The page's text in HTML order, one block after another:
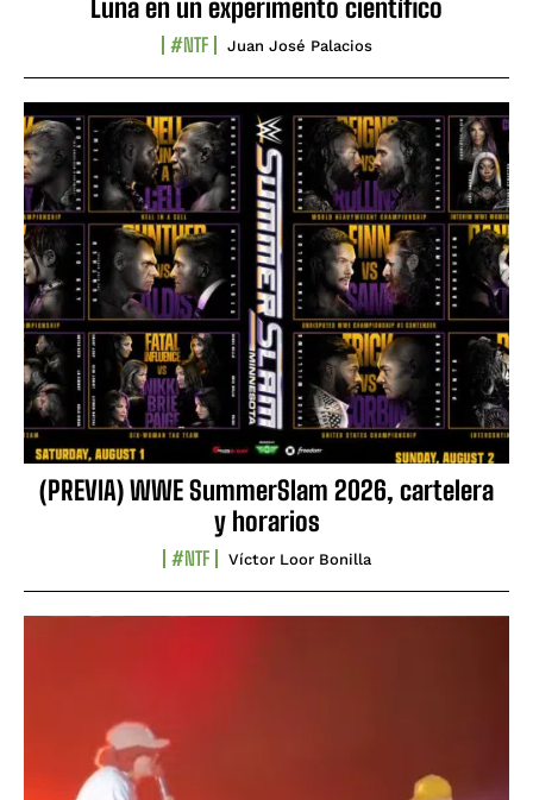
Luna en un experimento científico
#NTF Juan José Palacios
(PREVIA) WWE SummerSlam 2026, cartelera
y horarios
#NTF Víctor Loor Bonilla